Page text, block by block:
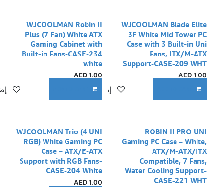
WJCOOLMAN Blade Elite
3F White Mid Tower PC
Case with 3 Built-in Uni
Fans, ITX/M-ATX
Support-CASE-209 WHT
1.00
إضافة إلى قائمة الأمنيات
WJCOOLMAN Robin II
Plus (7 Fan) White ATX
Gaming Cabinet with
Built-in Fans-CASE-234
white
1.00
AED
ROBIN II PRO UNI
Gaming PC Case – White,
ATX/M-ATX/ITX
Compatible, 7 Fans,
Water Cooling Support-
CASE-221 WHT
WJCOOLMAN Trio (4 UNI
RGB) White Gaming PC
Case – ATX/E-ATX
Support with RGB Fans-
CASE-204 White
1.00
AED